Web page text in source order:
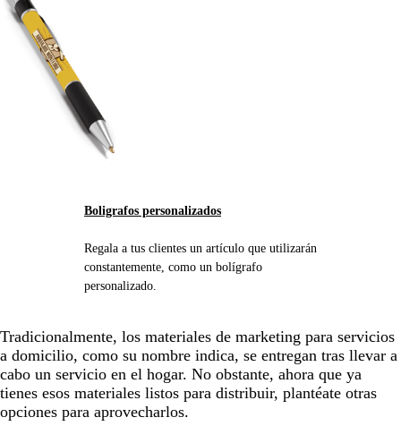
Boligrafos personalizados
Regala a tus clientes un artículo que utilizarán
constantemente, como un bolígrafo
personalizado.
Tradicionalmente, los materiales de marketing para servicios
a domicilio, como su nombre indica, se entregan tras llevar a
cabo un servicio en el hogar. No obstante, ahora que ya
tienes esos materiales listos para distribuir, plantéate otras
opciones para aprovecharlos.